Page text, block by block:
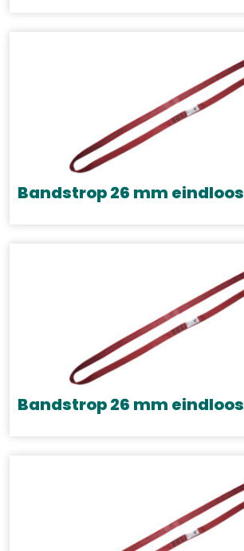
Bandstrop 26 mm eindloos
Bandstrop 26 mm eindloos